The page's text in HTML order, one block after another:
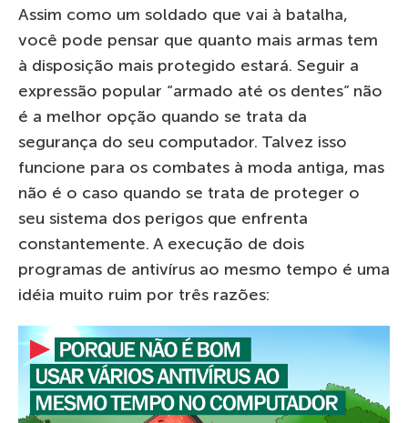
Assim como um soldado que vai à batalha,
você pode pensar que quanto mais armas tem
à disposição mais protegido estará. Seguir a
expressão popular “armado até os dentes” não
é a melhor opção quando se trata da
segurança do seu computador. Talvez isso
funcione para os combates à moda antiga, mas
não é o caso quando se trata de proteger o
seu sistema dos perigos que enfrenta
constantemente. A execução de dois
programas de antivírus ao mesmo tempo é uma
idéia muito ruim por três razões: